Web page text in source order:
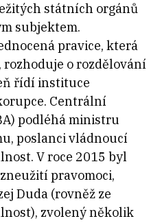
státních orgánů
subjektem.
pravice, která
rozhoduje o rozdělování
řídí instituce
Centrální
podléhá ministru
poslanci vládnoucí
V roce 2015 byl
pravomoci,
Duda (rovněž ze
zvolený několik